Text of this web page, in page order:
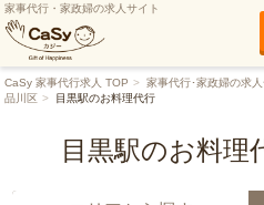
家事代行・家政婦の求人サイト
CaSy 家事代行求人 TOP 家事代行･家政婦の求人
品川区
目黒駅のお料理代行
目黒駅のお料理